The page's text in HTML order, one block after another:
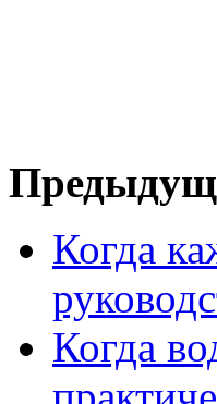
Когда
Когда